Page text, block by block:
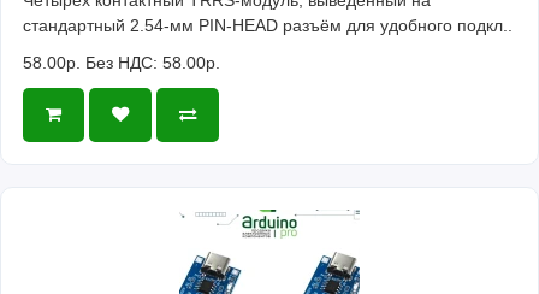
стандартный 2.54-мм PIN-HEAD разъём для удобного подкл..
58.00р. Без НДС: 58.00р.